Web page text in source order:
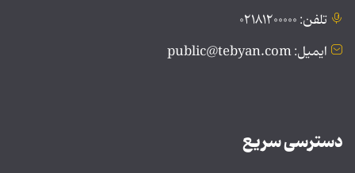
تلفن: ۰۲۱۸۱۲۰۰۰۰۰
ایمیل: public@tebyan.com
دسترسی سریع